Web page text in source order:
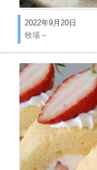
2022年9月20日
牧場～